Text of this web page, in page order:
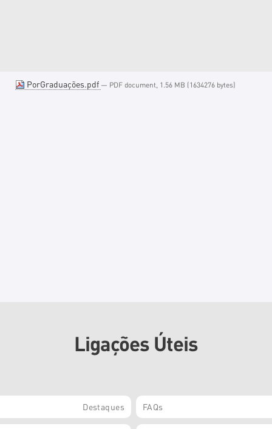
PorGraduações.pdf — PDF document, 1.56 MB (1634276 bytes)
Ligações Úteis
Destaques FAQs